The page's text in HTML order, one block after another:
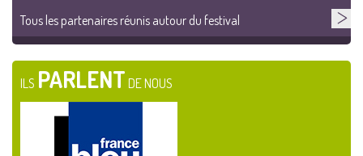
Tous les partenaires réunis autour du festival
ILS PARLENT DE NOUS